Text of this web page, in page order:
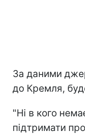
За даними
до Кремля,
"Ні в кого
підтримати